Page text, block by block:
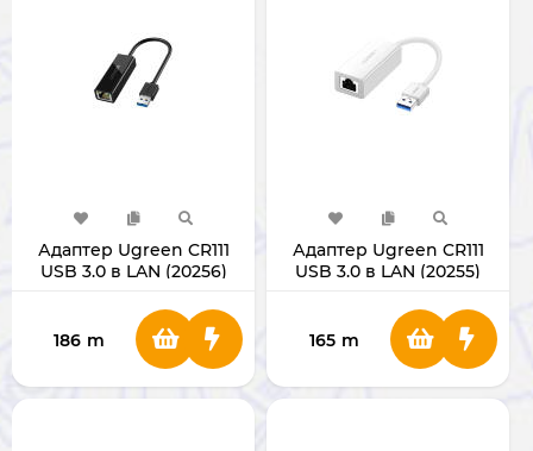
Адаптер Ugreen CR111
USB 3.0 в LAN (20256)
186 m
Адаптер Ugreen CR111
USB 3.0 в LAN (20255)
165 m